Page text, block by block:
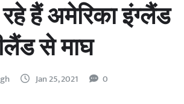
हैं अमेरिका इंग्लैंड
से माघ
Jan 25, 2021 0